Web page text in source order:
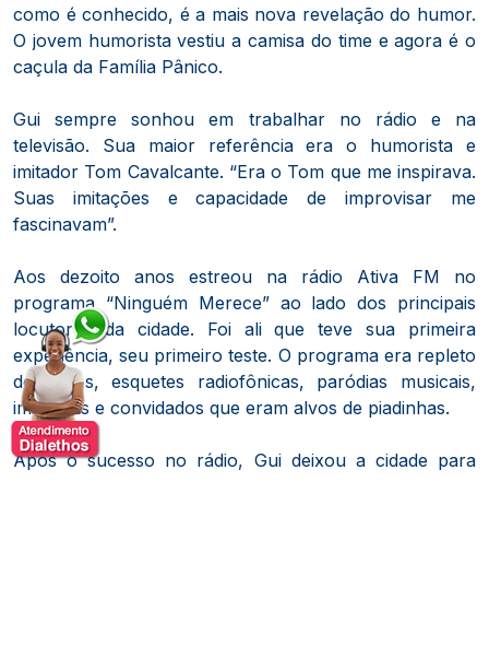
como é conhecido, é a mais nova revelação do humor.
O jovem humorista vestiu a camisa do time e agora é o
caçula da Família Pânico.
Gui sempre sonhou em trabalhar no rádio e na
televisão. Sua maior referência era o humorista e
imitador Tom Cavalcante. “Era o Tom que me inspirava.
Suas imitações e capacidade de improvisar me
fascinavam”.
Aos dezoito anos estreou na rádio Ativa FM no
programa “Ninguém Merece” ao lado dos principais
locutores da cidade. Foi ali que teve sua primeira
experiência, seu primeiro teste. O programa era repleto
de trotes, esquetes radiofônicas, paródias musicais,
imitações e convidados que eram alvos de piadinhas.
Após o sucesso no rádio, Gui deixou a cidade para